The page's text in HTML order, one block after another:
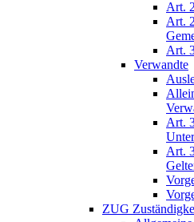
Art.
Art.
Art.
Verwandte
Art.
Art.
ZUG